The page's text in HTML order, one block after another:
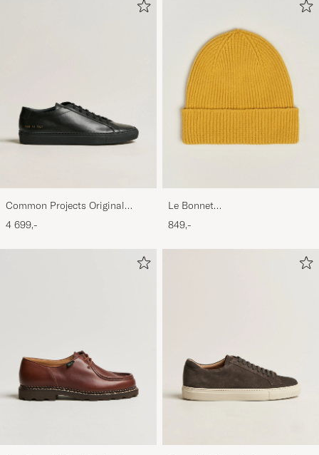
Common Projects Original
Achilles Sneaker Black
4 699,-
Le Bonnet
Lambswool/Caregora Beanie
Mustard
849,-